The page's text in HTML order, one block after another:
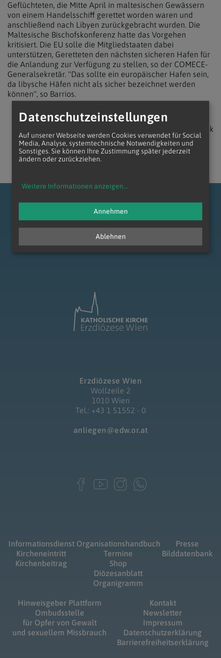
Geflüchteten, die Mitte April in maltesischen Gewässern
von einem Handelsschiff gerettet worden waren und
anschließend nach Libyen zurückgebracht wurden. Die
Maltesische Bischofskonferenz hatte das Vorgehen
kritisiert. Die EU solle die Mitgliedstaaten dabei
unterstützen, Geretteten den nächsten sicheren Hafen für
die Anlandung zur Verfügung zu stellen, so der COMECE-
Generalsekretär. "Das sollte ein europäischer Hafen sein,
da libysche Häfen nicht als sicher bezeichnet werden
können", so Barrios.
zurück
zum Anfang der Seite
Erzdiözese Wien
Wollzeile 2
1010 Wien
Tel.: +43 1 51552 - 0
anliegen@edw.or.at
Informationsdienst
Kircheneintritt
Kirchenbeitrag
Organisationshandbuch
Termine
Shop
Diözesanblatt
Organigramm
Presse
Bilddatenbank
Hinweisgeber Plattform
Ombudsstelle
für Opfer von Gewalt
und sexuellem Missbrauch
Kontakt
Newsletter
Impressum
Datenschutzerklärung
Barrierefreiheitserklärung
Datenschutzeinstellungen
Auf unserer Webseite werden Cookies verwendet für Social
Media, Analyse, systemtechnische Notwendigkeiten und
Sonstiges. Sie können Ihre Zustimmung später jederzeit
ändern oder zurückziehen.
Weitere Informationen anzeigen...
Ablehnen
Annehmen